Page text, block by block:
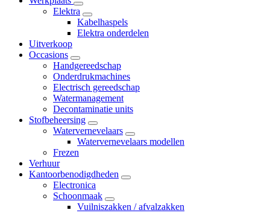
Elektra
Kabelhaspels
Elektra onderdelen
Uitverkoop
Occasions
Handgereedschap
Onderdrukmachines
Electrisch gereedschap
Watermanagement
Decontaminatie units
Stofbeheersing
Watervernevelaars
Watervernevelaars modellen
Frezen
Verhuur
Kantoorbenodigdheden
Electronica
Schoonmaak
Vuilniszakken / afvalzakken